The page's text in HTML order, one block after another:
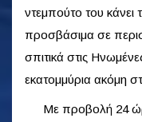
ντεμπούτο του
προσβάσιμα σε
σπιτικά στις
εκατομμύρια ακόμη
Με προβολή 24